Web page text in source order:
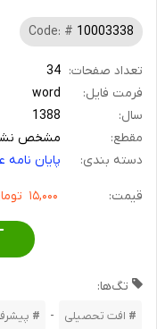
Code: # 10003338
تعداد صفحات: 34
فرمت فایل:
word
سال:
1388
مقطع:
مشخص
دسته بندی:
پایان نامه
قیمت: ۱۵,۰۰۰
تگ‌ها:
افت تحصیلی -